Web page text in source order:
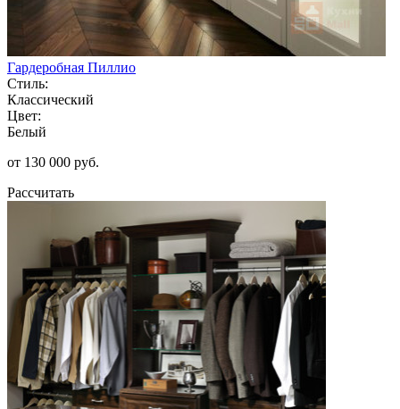
Гардеробная Пиллио
Стиль:
Классический
Цвет:
Белый
от 130 000 руб.
Рассчитать